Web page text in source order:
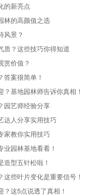
的新亮点
林的高颜值之选
风景？
质？这些技巧你得知道
赏价值？
案很简单！
基地园林师告诉你真相！
园艺师经验分享
达人分享实用技巧
家教你实用技巧
园林基地看看！
型五针松啦！
些叶片变化是重要信号！
这5点说透了真相！